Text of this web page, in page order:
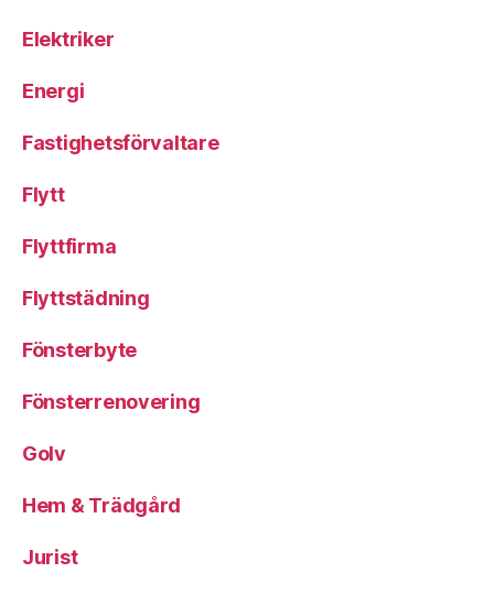
Elektriker
Energi
Fastighetsförvaltare
Flytt
Flyttfirma
Flyttstädning
Fönsterbyte
Fönsterrenovering
Golv
Hem & Trädgård
Jurist